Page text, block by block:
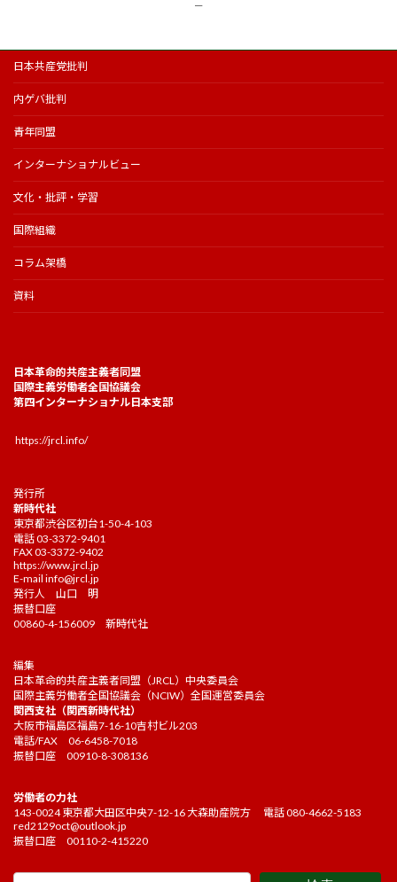
ー
日本共産党批判
内ゲバ批判
青年同盟
インターナショナルビュー
文化・批評・学習
国際組織
コラム架橋
資料
日本革命的共産主義者同盟
国際主義労働者全国協議会
第四インターナショナル日本支部
https://jrcl.info/
発行所
新時代社
東京都渋谷区初台1-50-4-103
電話 03-3372-9401
FAX 03-3372-9402
https://www.jrcl.jp
E-mail info@jrcl.jp
発行人 山口 明
振替口座
00860-4-156009 新時代社
編集
日本革命的共産主義者同盟（JRCL）中央委員会
国際主義労働者全国協議会（NCIW）全国運営委員会
関西支社（関西新時代社）
大阪市福島区福島7-16-10吉村ビル203
電話/FAX 06-6458-7018
振替口座 00910-8-308136
労働者の力社
143-0024 東京都大田区中央7-12-16 大森助産院方 電話 080-4662-5183
red2129oct@outlook.jp
振替口座 00110-2-415220